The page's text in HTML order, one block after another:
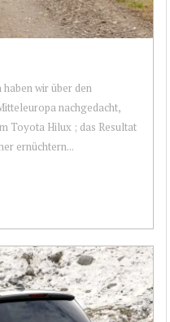
wir über den
nachgedacht,
Toyota Hilux ; das Resultat
ernüchtern...